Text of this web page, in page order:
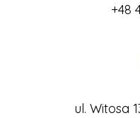
+48
ul. Witosa